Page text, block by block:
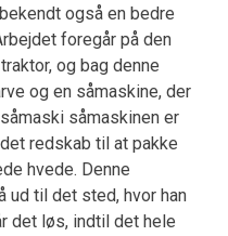
også en bedre
foregår på den
og bag denne
og en såmaskine, der
såmaskinen er
redskab til at pakke
hvede. Denne
ud til det sted, hvor han
det løs, indtil det hele